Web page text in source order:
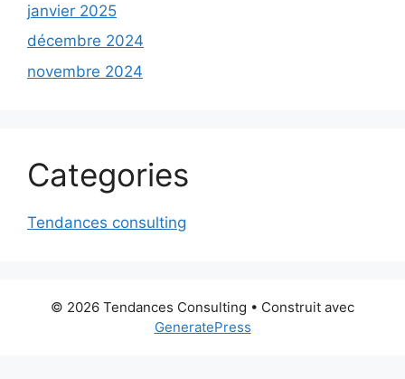
janvier 2025
décembre 2024
novembre 2024
Categories
Tendances consulting
© 2026 Tendances Consulting • Construit avec
GeneratePress